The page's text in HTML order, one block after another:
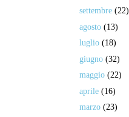
settembre (22)
agosto (13)
luglio (18)
giugno (32)
maggio (22)
aprile (16)
marzo (23)